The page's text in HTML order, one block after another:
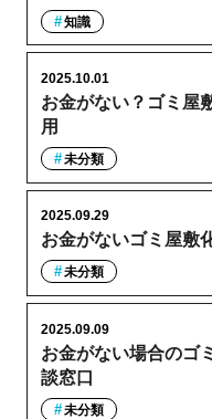
知識
お金がない？ゴミ屋
用
2025.10.01
未分類
お金がないゴミ屋敷
2025.09.29
未分類
お金がない場合のゴ
談窓口
2025.09.09
未分類